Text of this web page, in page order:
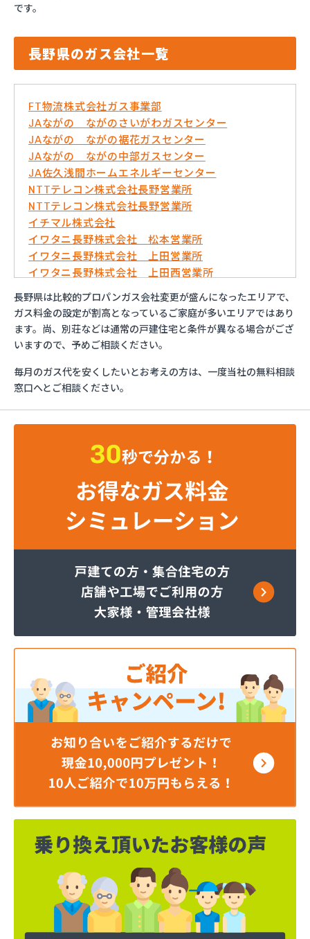
です。
長野県のガス会社一覧
FT物流株式会社ガス事業部
JAながの ながのさいがわガスセンター
JAながの ながの裾花ガスセンター
JAながの ながの中部ガスセンター
JA佐久浅間ホームエネルギーセンター
NTTテレコン株式会社長野営業所
NTTテレコン株式会社長野営業所
イチマル株式会社
イワタニ長野株式会社 松本営業所
イワタニ長野株式会社 上田営業所
イワタニ長野株式会社 上田西営業所
イワタニ長野株式会社 佐久営業所
イワタニ長野株式会社 長野営業所
エッソ・ガスセンター長野
ガスネット佐久
サンリン株式会社
サンリン株式会社 松本オートガススタンド
サンリン株式会社 長野南支店
サンリン株式会社 松本支店
ミヤバラガス株式会社
伊丹産業株式会社 長野工場
伊丹産業株式会社 千曲営業所
一之瀬電器瓦斯サービス
岡谷酸素株式会社 佐久営業所
岡谷酸素株式会社 松本営業所
岡谷酸素株式会社 長野営業所
貝印石油株式会社 長野支店
株式会社エナジー内山
株式会社カワネン 本社・ガス事業部
株式会社クレックス 長野営業所
株式会社サイサン 佐久営業所
株式会社サイサン 千曲営業所
株式会社サイサン 長野支店
株式会社サイサン 東御営業所
株式会社セリタ
株式会社セリタ 上田営業所
株式会社タカサワ長野営業所LPG
株式会社ホームエネルギー長野 長野センター
株式会社リビック長野
株式会社叶屋
株式会社高木屋プロパン部
株式会社森田
長野県は比較的プロパンガス会社変更が盛んになったエリアで、
ガス料金の設定が割高となっているご家庭が多いエリアではあり
ます。尚、別荘などは通常の戸建住宅と条件が異なる場合がござ
いますので、予めご相談ください。
毎月のガス代を安くしたいとお考えの方は、一度当社の無料相談
窓口へとご相談ください。